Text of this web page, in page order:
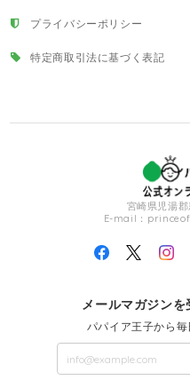
プライバシーポリシー
特定商取引法に基づく表記
宮崎県児湯郡
E-mail：
メールマガジン
パパイア王子から